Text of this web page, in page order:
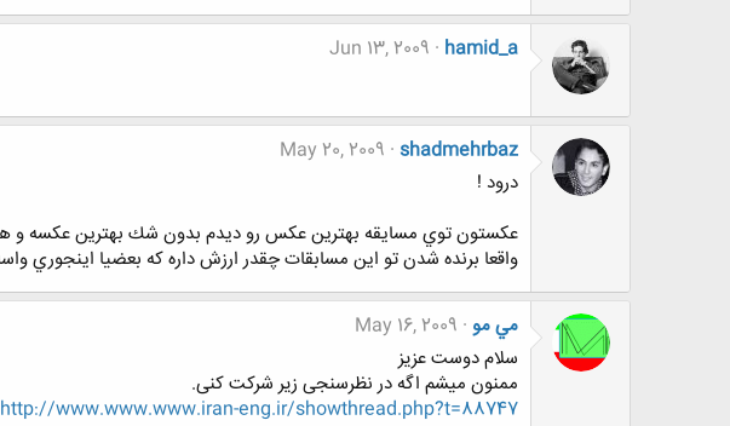
hamid_a
Jun 13, 2009
shadmehrbaz
May 20, 2009
درود !
عكستون توي مسايقه بهترين عكس رو ديدم بدون شك بهترين عكسه و
واقعا برنده شدن تو اين مسابقات چقدر ارزش داره كه بعضيا اينجوري
مي مو May 16, 2009
سلام دوست عزیز
ممنون میشم اگه در نظرسنجی زیر شرکت کنی.
http://www.www.www.iran-eng.ir/showthread.php?t=88747